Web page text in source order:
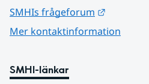
SMHIs frågeforum
Mer kontaktinformation
SMHI-länkar